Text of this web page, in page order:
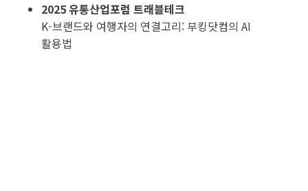
2025 유통산업포럼 트래블테크
K-브랜드와 여행자의 연결고리: 부킹닷컴의 AI
활용법